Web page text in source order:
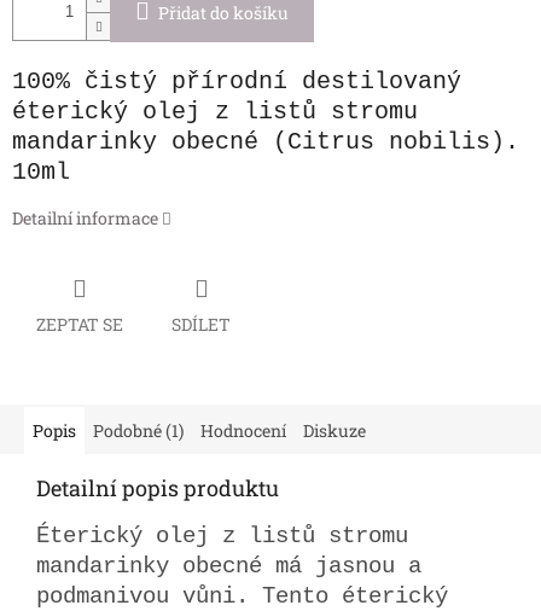
Přidat do košíku
100% čistý přírodní destilovaný
éterický olej z listů stromu
mandarinky obecné (Citrus nobilis).
10ml
Detailní informace
ZEPTAT SE SDÍLET
Popis Podobné (1) Hodnocení Diskuze
Detailní popis produktu
Éterický olej z listů stromu
mandarinky obecné má jasnou a
podmanivou vůni. Tento éterický